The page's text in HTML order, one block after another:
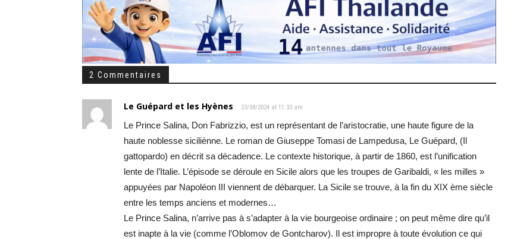
2 Commentaires
Le Guépard et les Hyènes 23/08/2024 at 11:33 am
Le Prince Salina, Don Fabrizzio, est un représentant de l’aristocratie, une haute figure de la
haute noblesse siciliènne. Le roman de Giuseppe Tomasi de Lampedusa, Le Guépard, (Il
gattopardo) en décrit sa décadence. Le contexte historique, à partir de 1860, est l’unification
lente de l’Italie. L’épisode se déroule en Sicile alors que les troupes de Garibaldi, « les milles »
appuyées par Napoléon III viennent de débarquer. La Sicile se trouve, à la fin du XIX ème siècle
entre les temps anciens et modernes…
Le Prince Salina, n’arrive pas à s’adapter à la vie bourgeoise ordinaire ; on peut même dire qu’il
est inapte à la vie (comme l’Oblomov de Gontcharov). Il est impropre à toute évolution ce qui